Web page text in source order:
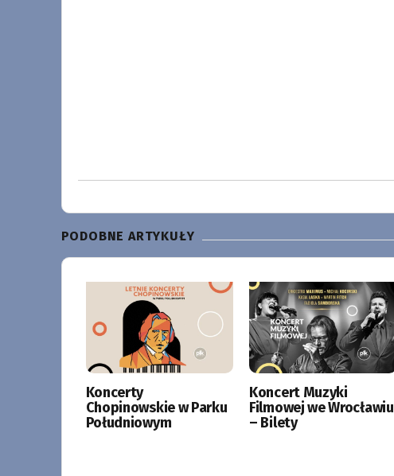
PODOBNE ARTYKUŁY
Koncerty
Chopinowskie w Parku
Południowym
Koncert Muzyki
Filmowej we Wrocławiu
– Bilety